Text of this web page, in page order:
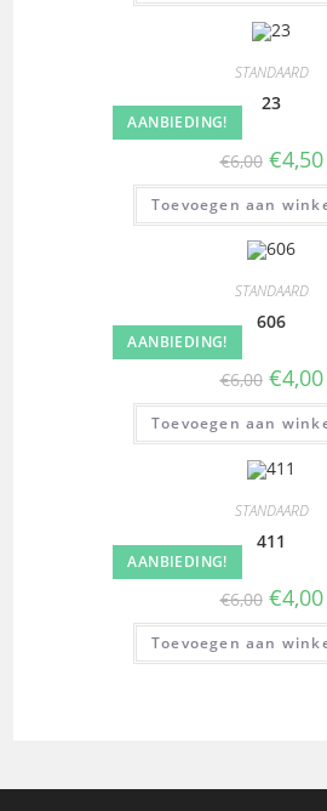
AANBIEDING!
STANDAARD
23
€6,00 €4,50
Toevoegen aan
AANBIEDING!
STANDAARD
606
€6,00 €4,00
Toevoegen aan
AANBIEDING!
STANDAARD
411
€6,00 €4,00
Toevoegen aan